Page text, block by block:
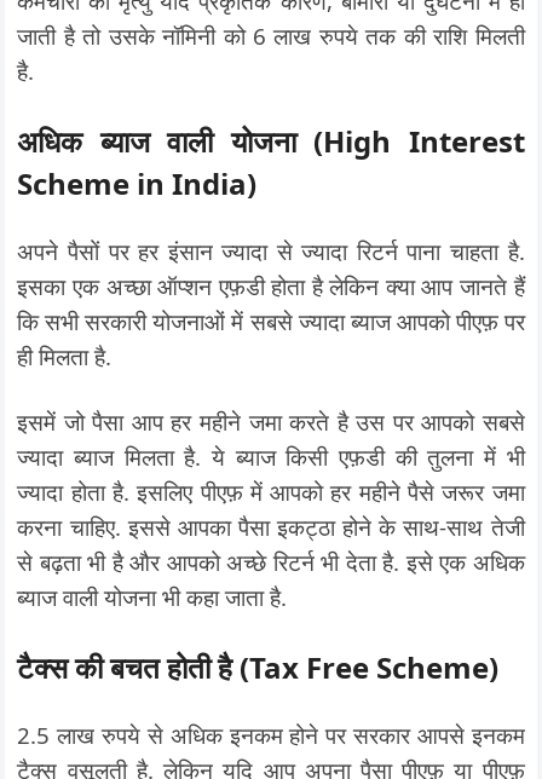
जाती है तो उसके नॉमिनी को 6 लाख रुपये तक की राशि मिलती
है.
अधिक ब्याज वाली योजना (High Interest
Scheme in India)
अपने पैसों पर हर इंसान ज्यादा से ज्यादा रिटर्न पाना चाहता है.
इसका एक अच्छा ऑप्शन एफ़डी होता है लेकिन क्या आप जानते हैं
कि सभी सरकारी योजनाओं में सबसे ज्यादा ब्याज आपको पीएफ़ पर
ही मिलता है.
इसमें जो पैसा आप हर महीने जमा करते है उस पर आपको सबसे
ज्यादा ब्याज मिलता है. ये ब्याज किसी एफ़डी की तुलना में भी
ज्यादा होता है. इसलिए पीएफ़ में आपको हर महीने पैसे जरूर जमा
करना चाहिए. इससे आपका पैसा इकट्ठा होने के साथ-साथ तेजी
से बढ़ता भी है और आपको अच्छे रिटर्न भी देता है. इसे एक अधिक
ब्याज वाली योजना भी कहा जाता है.
टैक्स की बचत होती है (Tax Free Scheme)
2.5 लाख रुपये से अधिक इनकम होने पर सरकार आपसे इनकम
टैक्स वसूलती है. लेकिन यदि आप अपना पैसा पीएफ़ या पीएफ़